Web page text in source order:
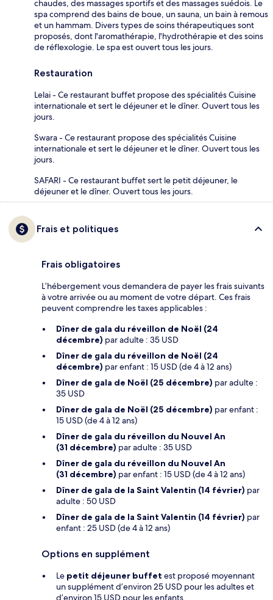
chaudes, des massages sportifs et des massages suédois. Le
spa comprend des bains de boue, un sauna, un bain à remous
et un hammam. Divers types de soins thérapeutiques sont
proposés, dont l'aromathérapie, l'hydrothérapie et des soins
de réflexologie. Le spa est ouvert tous les jours.
Restauration
Lelai - Ce restaurant buffet propose des spécialités Cuisine
internationale et sert le déjeuner et le dîner. Ouvert tous les
jours.
Swara - Ce restaurant propose des spécialités Cuisine
internationale et sert le déjeuner et le dîner. Ouvert tous les
jours.
SAFARI - Ce restaurant buffet sert le petit déjeuner, le
déjeuner et le dîner. Ouvert tous les jours.
Frais et politiques
Frais obligatoires
L’hébergement vous demandera de payer les frais suivants
à votre arrivée ou au moment de votre départ. Ces frais
peuvent comprendre les taxes applicables :
Dîner de gala du réveillon de Noël (24
décembre) par adulte : 35 USD
Dîner de gala du réveillon de Noël (24
décembre) par enfant : 15 USD (de 4 à 12 ans)
Dîner de gala de Noël (25 décembre) par adulte :
35 USD
Dîner de gala de Noël (25 décembre) par enfant :
15 USD (de 4 à 12 ans)
Dîner de gala du réveillon du Nouvel An
(31 décembre) par adulte : 35 USD
Dîner de gala du réveillon du Nouvel An
(31 décembre) par enfant : 15 USD (de 4 à 12 ans)
Dîner de gala de la Saint Valentin (14 février) par
adulte : 50 USD
Dîner de gala de la Saint Valentin (14 février) par
enfant : 25 USD (de 4 à 12 ans)
Options en supplément
Le petit déjeuner buffet est proposé moyennant
un supplément d’environ 25 USD pour les adultes et
d’environ 15 USD pour les enfants